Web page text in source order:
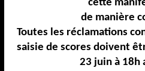
cette
de manière
Toutes les réclamations
saisie de scores doivent
23 juin à 18h